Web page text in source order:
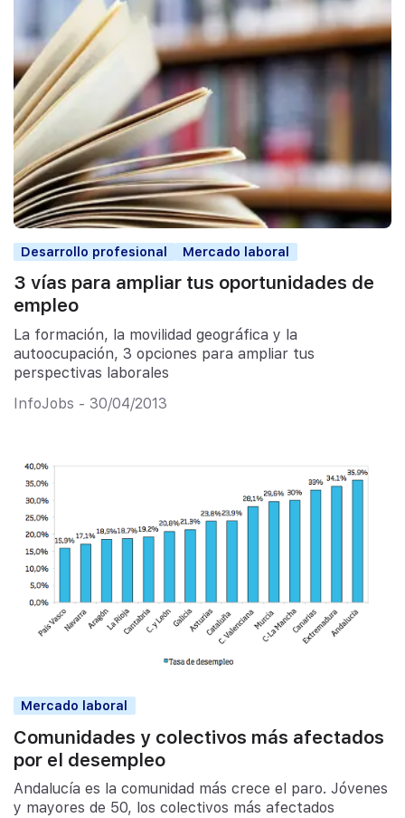
Desarrollo profesional Mercado laboral
3 vías para ampliar tus oportunidades de
empleo
La formación, la movilidad geográfica y la
autoocupación, 3 opciones para ampliar tus
perspectivas laborales
InfoJobs - 30/04/2013
Mercado laboral
Comunidades y colectivos más afectados
por el desempleo
Andalucía es la comunidad más crece el paro. Jóvenes
y mayores de 50, los colectivos más afectados